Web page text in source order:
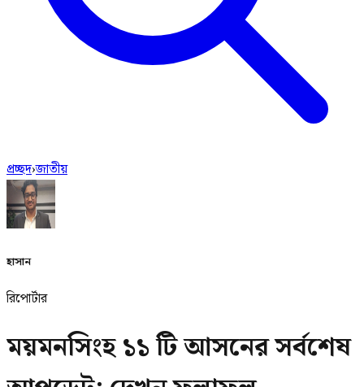
প্রচ্ছদ›জাতীয়
হাসান
রিপোর্টার
ময়মনসিংহ ১১ টি আসনের সর্বশেষ